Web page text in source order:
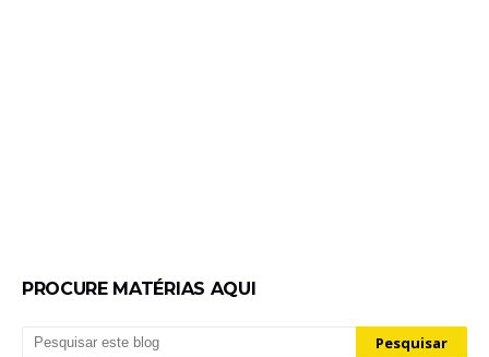
PROCURE MATÉRIAS AQUI